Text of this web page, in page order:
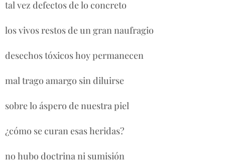
tal vez defectos de lo concreto
los vivos restos de un gran naufragio
desechos tóxicos hoy permanecen
mal trago amargo sin diluirse
sobre lo áspero de nuestra piel
¿cómo se curan esas heridas?
no hubo doctrina ni sumisión